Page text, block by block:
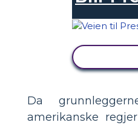
Da
amerikanske